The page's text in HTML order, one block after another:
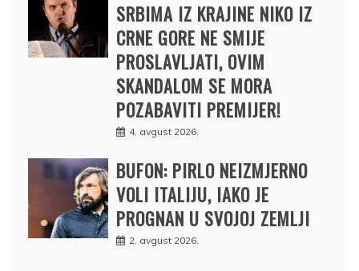
SRBIMA IZ KRAJINE NIKO IZ
CRNE GORE NE SMIJE
PROSLAVLJATI, OVIM
SKANDALOM SE MORA
POZABAVITI PREMIJER!
4. avgust 2026.
BUFON: PIRLO NEIZMJERNO
VOLI ITALIJU, IAKO JE
PROGNAN U SVOJOJ ZEMLJI
2. avgust 2026.